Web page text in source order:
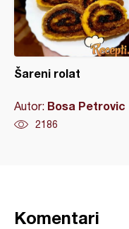
Šareni rolat
Autor: Bosa Petrovic
2186
Komentari